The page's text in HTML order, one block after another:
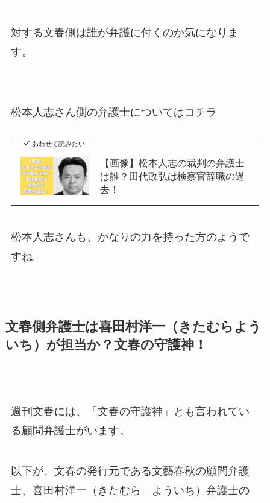
対する文春側は誰が弁護に付くのか気になりま
す。
松本人志さん側の弁護士についてはコチラ
あわせて読みたい
【画像】松本人志の裁判の弁護士
は誰？田代政弘は検察官辞職の過
去！
松本人志さんも、かなりの力を持った方のようで
すね。
文春側弁護士は喜田村洋一（きたむらよう
いち）が担当か？文春の守護神！
週刊文春には、「文春の守護神」とも言われてい
る顧問弁護士がいます。
以下が、文春の発行元である文藝春秋の顧問弁護
士、喜田村洋一（きたむら よういち）弁護士の